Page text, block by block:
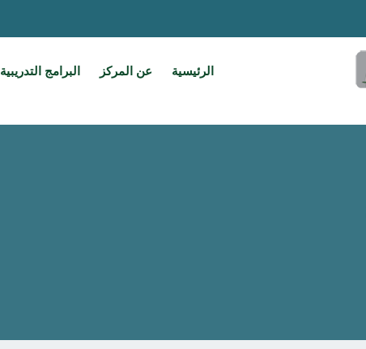
الرئيسية عن المركز البرامج التدريبية